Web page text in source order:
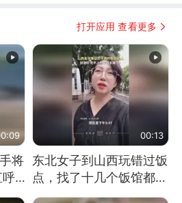
打开应用 查看更多
将
呼
考
00:13
东北女子到山西玩错过饭
点，找了十几个饭馆都没
开门：午休到几点